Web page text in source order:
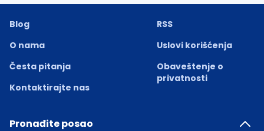
Blog
O nama
Česta pitanja
Kontaktirajte nas
RSS
Uslovi korišćenja
Obaveštenje o
privatnosti
Pronađite posao